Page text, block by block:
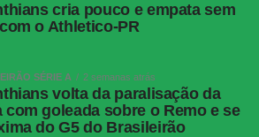
cria pouco e empata sem
o Athletico-PR
SÉRIE A 2 semanas atrás
volta da paralisação da
com goleada sobre o Remo e se
do G5 do Brasileirão